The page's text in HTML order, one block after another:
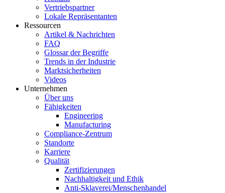
Vertriebspartner
Lokale Repräsentanten
Ressourcen
Artikel & Nachrichten
FAQ
Glossar der Begriffe
Trends in der Industrie
Marktsicherheiten
Videos
Unternehmen
Über uns
Fähigkeiten
Engineering
Manufacturing
Compliance-Zentrum
Standorte
Karriere
Qualität
Zertifizierungen
Nachhaltigkeit und Ethik
Anti-Sklaverei/Menschenhandel